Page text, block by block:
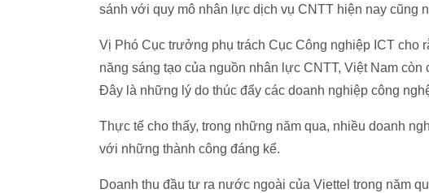
sánh với quy mô nhân lực dịch vụ CNTT hiện nay cũng
Vị Phó Cục trưởng phụ trách Cục Công nghiệp ICT cho
năng sáng tạo của nguồn nhân lực CNTT, Việt Nam
Đây là những lý do thúc đẩy các doanh nghiệp công
Thực tế cho thấy, trong những năm qua, nhiều doanh
với những thành công đáng kể.
Doanh thu đầu tư ra nước ngoài của Viettel trong năm